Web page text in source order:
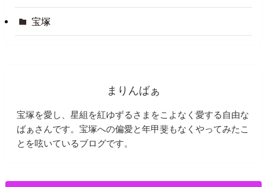
宝塚
まりんばぁ
宝塚を愛し、星組を紅ゆずるさまをこよなく愛する自由な
ばぁさんです。宝塚への偏愛と年甲斐もなくやってみたこ
とを呟いているブログです。